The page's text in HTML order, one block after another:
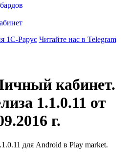
1С-Рарус Читайте нас в Telegram
кабинет.
1.1.0.11 от
г.
для Android в Play market.